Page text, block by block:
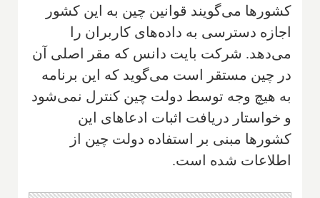
کشورها می‌گویند قوانین چین به این کشور
اجازه دسترسی به داده‌های کاربران را
می‌دهد. شرکت بایت دانس که مقر اصلی آن
در چین مستقر است می‌گوید که این برنامه
به هیچ وجه توسط دولت چین کنترل نمی‌شود
و خواستار دریافت اثبات ادعاهای این
کشورها مبنی بر استفاده دولت چین از
اطلاعات شده است.